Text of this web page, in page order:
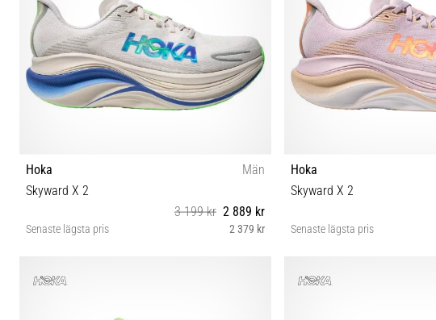
Hoka
Män
Skyward X 2
3 199 kr 2 889 kr
Senaste lägsta pris 2 379 kr
Hoka
Skyward X 2
Senaste lägsta pris